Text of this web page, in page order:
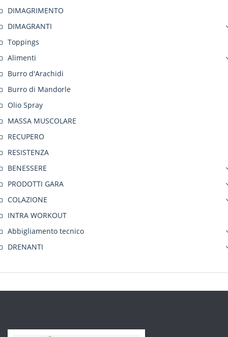
DIMAGRIMENTO
DIMAGRANTI
Toppings
Alimenti
Burro d'Arachidi
Burro di Mandorle
Olio Spray
MASSA MUSCOLARE
RECUPERO
RESISTENZA
BENESSERE
PRODOTTI GARA
COLAZIONE
INTRA WORKOUT
Abbigliamento tecnico
DRENANTI